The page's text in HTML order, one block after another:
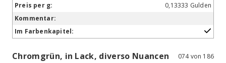
0,13333 Gulden
Chromgrün, in Lack, diverso Nuancen
074 von 186